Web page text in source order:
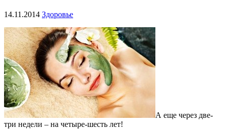
14.11.2014 Здоровье
А еще через две-
три недели – на четыре-шесть лет!